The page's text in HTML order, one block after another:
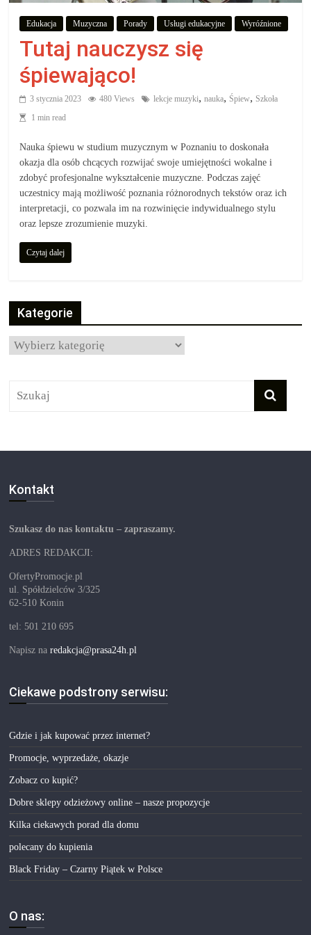
aby
wiedzieć,
co
kupić.
Poznaj
co
kupić,
jak
oraz
gdzie
Edukacja Muzyczna Porady Usługi edukacyjne Wyróźnione
Tutaj nauczysz się
śpiewająco!
3 stycznia 2023 480 Views lekcje muzyki,nauka, Śpiew, Szkoła
1 min read
Nauka śpiewu w studium muzycznym w Poznaniu to doskonała
okazja dla osób chcących rozwijać swoje umiejętności wokalne i
zdobyć profesjonalne wykształcenie muzyczne. Podczas zajęć
uczestnicy mają możliwość poznania różnorodnych tekstów oraz ich
interpretacji, co pozwala im na rozwinięcie indywidualnego stylu
oraz lepsze zrozumienie muzyki.
Czytaj dalej
Kategorie
Kategorie
Kontakt
Szukasz do nas kontaktu – zapraszamy.
ADRES REDAKCJI:
OfertyPromocje.pl
ul. Spółdzielców 3/325
62-510 Konin
tel: 501 210 695
Napisz naredakcja@prasa24h.pl
Ciekawe podstrony serwisu:
Gdzie i jak kupować przez internet?
Promocje, wyprzedaże, okazje
Zobacz co kupić?
Dobre sklepy odzieżowy online – nasze propozycje
Kilka ciekawych porad dla domu
polecany do kupienia
Black Friday – Czarny Piątek w Polsce
O nas: